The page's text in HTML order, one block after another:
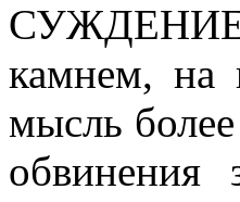
камнем, на
мысль